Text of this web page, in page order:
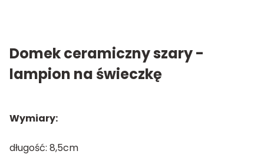
Domek ceramiczny szary -
lampion na świeczkę
Wymiary:
długość: 8,5cm